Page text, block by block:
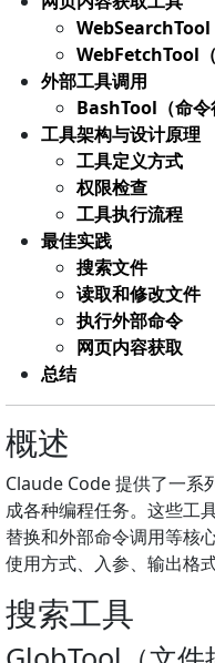
WebSearchTool
WebFetchTool
外部工具调用
BashTool（命令
工具架构与设计原理
工具定义方式
权限检查
工具执行流程
最佳实践
搜索文件
读取和修改文件
执行外部命令
网页内容获取
总结
概述
Claude Code 提供了一系
成各种编程任务。这些工
替换和外部命令调用等核
使用方式、入参、输出格
搜索工具